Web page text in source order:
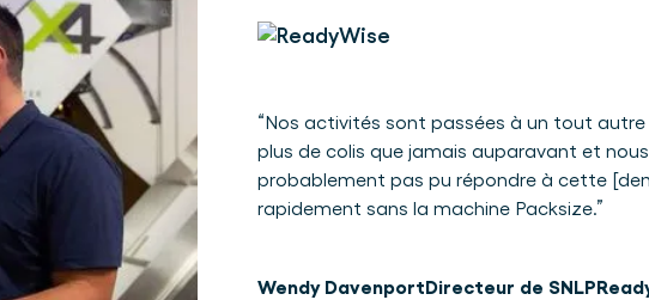
“Nos activités sont passées à un tout autre
plus de colis que jamais auparavant et
probablement pas pu répondre à cette
rapidement sans la machine Packsize.”
Wendy DavenportDirecteur de SNLP